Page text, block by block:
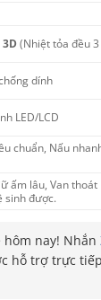
(Nhiệt tỏa đều 3
dính
LED/LCD
chuẩn, Nấu
ấm lâu, Van
sinh được.
nay! Nhắn
hỗ trợ trực